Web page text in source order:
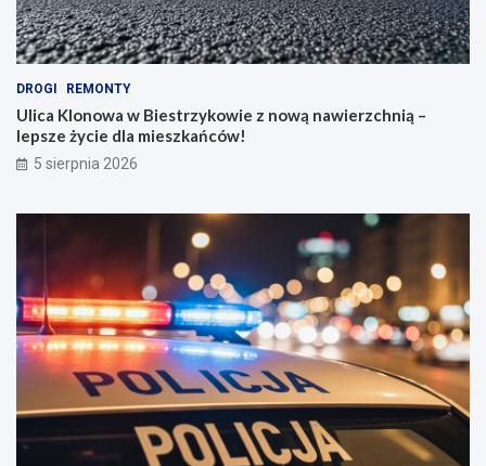
DROGI REMONTY
Ulica Klonowa w Biestrzykowie z nową nawierzchnią –
lepsze życie dla mieszkańców!
5 sierpnia 2026